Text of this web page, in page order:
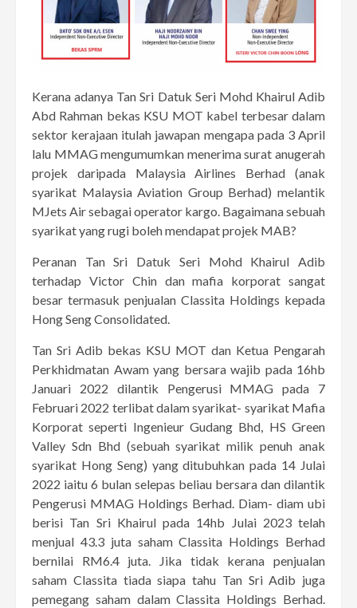
Kerana adanya Tan Sri Datuk Seri Mohd Khairul Adib
Abd Rahman bekas KSU MOT kabel terbesar dalam
sektor kerajaan itulah jawapan mengapa pada 3 April
lalu MMAG mengumumkan menerima surat anugerah
projek daripada Malaysia Airlines Berhad (anak
syarikat Malaysia Aviation Group Berhad) melantik
MJets Air sebagai operator kargo. Bagaimana sebuah
syarikat yang rugi boleh mendapat projek MAB?
Peranan Tan Sri Datuk Seri Mohd Khairul Adib
terhadap Victor Chin dan mafia korporat sangat
besar termasuk penjualan Classita Holdings kepada
Hong Seng Consolidated.
Tan Sri Adib bekas KSU MOT dan Ketua Pengarah
Perkhidmatan Awam yang bersara wajib pada 16hb
Januari 2022 dilantik Pengerusi MMAG pada 7
Februari 2022 terlibat dalam syarikat- syarikat Mafia
Korporat seperti Ingenieur Gudang Bhd, HS Green
Valley Sdn Bhd (sebuah syarikat milik penuh anak
syarikat Hong Seng) yang ditubuhkan pada 14 Julai
2022 iaitu 6 bulan selepas beliau bersara dan dilantik
Pengerusi MMAG Holdings Berhad. Diam- diam ubi
berisi Tan Sri Khairul pada 14hb Julai 2023 telah
menjual 43.3 juta saham Classita Holdings Berhad
bernilai RM6.4 juta. Jika tidak kerana penjualan
saham Classita tiada siapa tahu Tan Sri Adib juga
pemegang saham dalam Classita Holdings Berhad.